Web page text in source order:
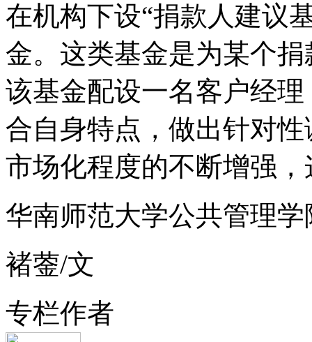
在机构下设“捐款人建议
金。这类基金是为某个
该基金配设一名客户经
合自身特点，做出针对
市场化程度的不断增强
华南师范大学公共管理学
褚蓥/文
专栏作者